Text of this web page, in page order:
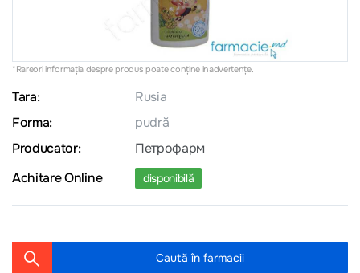
*Rareori informația despre produs poate conţine inadvertenţe.
Tara:
Rusia
Forma:
pudră
Producator:
Петрофарм
Achitare Online
disponibilă
Caută în farmacii